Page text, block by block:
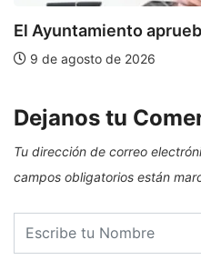
El Ayuntamiento
9 de agosto de 2026
Dejanos tu
Tu dirección de correo
campos obligatorios están